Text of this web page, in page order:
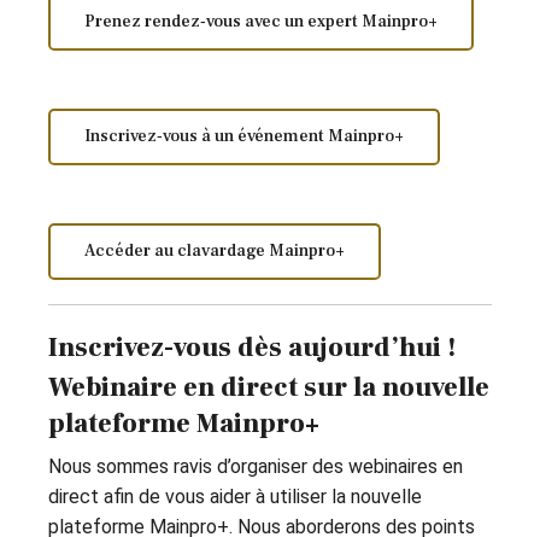
Prenez rendez‑vous avec un expert Mainpro+
Inscrivez‑vous à un événement Mainpro+
Accéder au clavardage Mainpro+
Inscrivez-vous dès aujourd’hui !
Webinaire en direct sur la nouvelle
plateforme Mainpro+
Nous sommes ravis d’organiser des webinaires en
direct afin de vous aider à utiliser la nouvelle
plateforme Mainpro+. Nous aborderons des points